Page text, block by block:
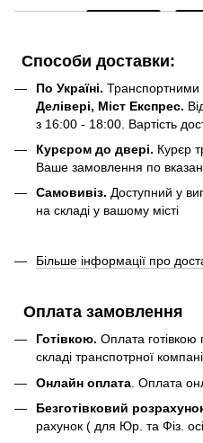
Способи доставки:
По Україні. Транспортними
Делівері, Міст Експрес.
з 16:00 - 18:00. Вартість
Курєром до двері. Курєр
Ваше замовлення по
Самовивіз. Доступний у
на складі у вашому місті
Більше інформації про
Оплата замовлення
Готівкою. Оплата
складі транспотрної
Онлайн оплата . Оплата
Безготівковий
рахунок ( для Юр. та Фіз.